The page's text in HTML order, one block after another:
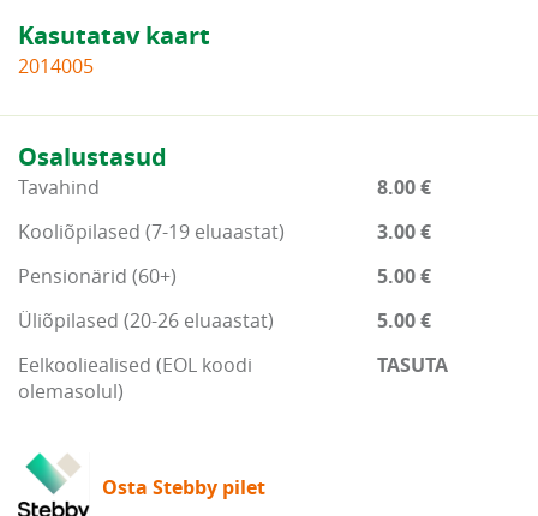
Kasutatav kaart
2014005
Osalustasud
Tavahind
8.00 €
Kooliõpilased (7-19 eluaastat)
3.00 €
Pensionärid (60+)
5.00 €
Üliõpilased (20-26 eluaastat)
5.00 €
Eelkooliealised (EOL koodi
olemasolul)
TASUTA
Osta Stebby pilet